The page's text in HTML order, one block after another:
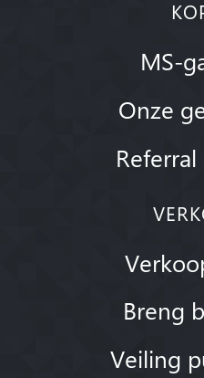
MS-
Onze
Breng
Veiling